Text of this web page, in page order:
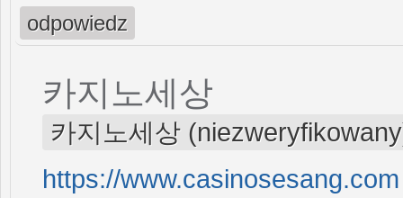
odpowiedz
카지노세상
카지노세상
https://www.casinosesang.com